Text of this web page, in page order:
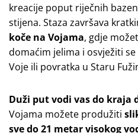
kreacije poput riječnih
stijena. Staza završava
koče na Vojama, gdje
domaćim jelima i osvježiti
Voje ili povratka u Staru
Duži put vodi vas do kraja
Vojama možete produžiti
sve do 21 metar visokog